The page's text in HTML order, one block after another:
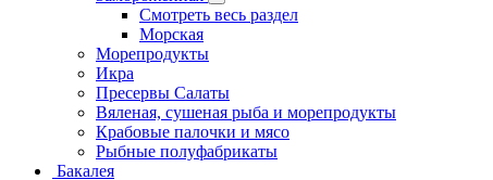
Смотреть весь раздел
Морская
Морепродукты
Икра
Пресервы Салаты
Вяленая, сушеная рыба и морепродукты
Крабовые палочки и мясо
Рыбные полуфабрикаты
Бакалея